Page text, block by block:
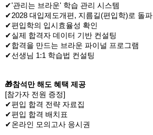
✔'관리는 브라운' 학습 관리 시스템
✔2028 대입제도개편, 지름길(편입학)로 돌파
✔편입학의 입시효율성 확인
✔실제 합격자 데이터 기반 컨설팅
✔합격을 만드는 브라운 파이널 프로그램
✔선생님 1:1 학습법 컨설팅
🎁참석만 해도 혜택 제공​
[참가자 전원 증정]
✔편입 합격 전략 자료집
✔편입 합격 배치표
✔온라인 모의고사 응시권